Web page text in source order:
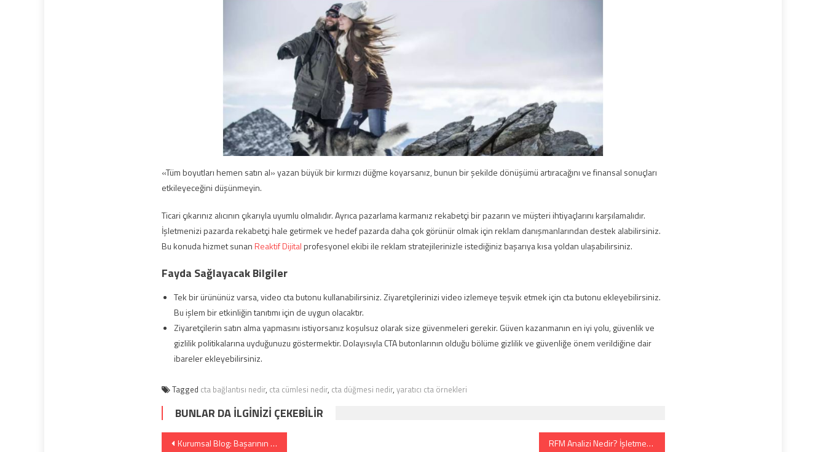
«Tüm boyutları hemen satın al» yazan büyük bir kırmızı düğme koyarsanız, bunun bir şekilde dönüşümü artıracağını ve finansal sonuçları
etkileyeceğini düşünmeyin.
Ticari çıkarınız alıcının çıkarıyla uyumlu olmalıdır. Ayrıca pazarlama karmanız rekabetçi bir pazarın ve müşteri ihtiyaçlarını karşılamalıdır.
İşletmenizi pazarda rekabetçi hale getirmek ve hedef pazarda daha çok görünür olmak için reklam danışmanlarından destek alabilirsiniz.
Bu konuda hizmet sunanReaktif Dijitalprofesyonel ekibi ile reklam stratejilerinizle istediğiniz başarıya kısa yoldan ulaşabilirsiniz.
Fayda Sağlayacak Bilgiler
Tek bir ürününüz varsa, video cta butonu kullanabilirsiniz. Ziyaretçilerinizi video izlemeye teşvik etmek için cta butonu ekleyebilirsiniz.
Bu işlem bir etkinliğin tanıtımı için de uygun olacaktır.
Ziyaretçilerin satın alma yapmasını istiyorsanız koşulsuz olarak size güvenmeleri gerekir. Güven kazanmanın en iyi yolu, güvenlik ve
gizlilik politikalarına uyduğunuzu göstermektir. Dolayısıyla CTA butonlarının olduğu bölüme gizlilik ve güvenliğe önem verildiğine dair
ibareler ekleyebilirsiniz.
Tagged cta bağlantısı nedir, cta cümlesi nedir, cta düğmesi nedir, yaratıcı cta örnekleri
BUNLAR DA İLGINIZI ÇEKEBILIR
Yazı dolaşımı
Kurumsal Blog: Başarının Temel Unsurları RFM Analizi Nedir? İşletmelere Avantajları Nelerdir?